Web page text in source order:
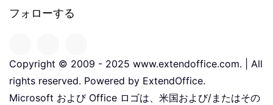
フォローする
Copyright © 2009 - 2025 www.extendoffice.com. | All
rights reserved. Powered by ExtendOffice.
Microsoft および Office ロゴは、米国および/またはその